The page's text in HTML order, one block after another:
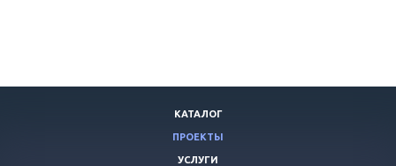
КАТАЛОГ
ПРОЕКТЫ
УСЛУГИ